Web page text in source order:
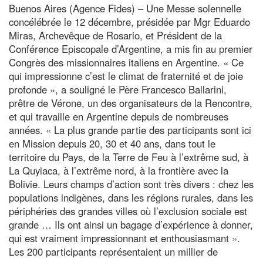
Buenos Aires (Agence Fides) – Une Messe solennelle
concélébrée le 12 décembre, présidée par Mgr Eduardo
Miras, Archevêque de Rosario, et Président de la
Conférence Episcopale d’Argentine, a mis fin au premier
Congrès des missionnaires italiens en Argentine. « Ce
qui impressionne c’est le climat de fraternité et de joie
profonde », a souligné le Père Francesco Ballarini,
prêtre de Vérone, un des organisateurs de la Rencontre,
et qui travaille en Argentine depuis de nombreuses
années. « La plus grande partie des participants sont ici
en Mission depuis 20, 30 et 40 ans, dans tout le
territoire du Pays, de la Terre de Feu à l’extrême sud, à
La Quyiaca, à l’extrême nord, à la frontière avec la
Bolivie. Leurs champs d’action sont très divers : chez les
populations indigènes, dans les régions rurales, dans les
périphéries des grandes villes où l’exclusion sociale est
grande … Ils ont ainsi un bagage d’expérience à donner,
qui est vraiment impressionnant et enthousiasmant ».
Les 200 participants représentaient un millier de